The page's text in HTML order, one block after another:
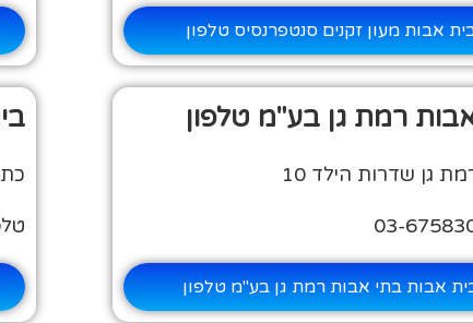
אבות מעון זקנים סנטפרנסיס טלפון
רמת גן בע"מ טלפון
גן שדרות הילד 10
אבות בתי אבות רמת גן בע"מ טלפון